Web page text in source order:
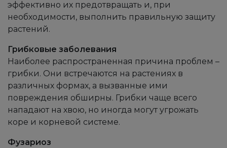
эффективно их предотвращать и, при
необходимости, выполнить правильную защиту
растений.
Грибковые заболевания
Наиболее распространенная причина проблем –
грибки. Они встречаются на растениях в
различных формах, а вызванные ими
повреждения обширны. Грибки чаще всего
нападают на хвою, но иногда могут угрожать
коре и корневой системе.
Фузариоз